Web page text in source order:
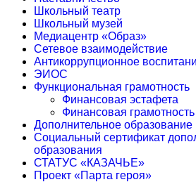
Школьный театр
Школьный музей
Медиацентр «Образ»
Сетевое взаимодействие
Антикоррупционное
ЭИОС
Функциональная грамотность
Финансовая эстафета
Финансовая грамотность
Дополнительное образование
Социальный сертификат
образования
СТАТУС «КАЗАЧЬЕ»
Проект «Парта героя»